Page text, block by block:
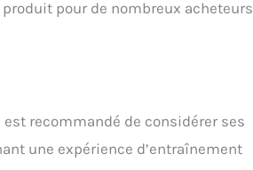
tandis que la selle est
exercices de cardio et
détaillée ainsi que des
de votre vélo
également d'une garantie de 12
pour de nombreux acheteurs
recommandé de considérer ses
une expérience d’entraînement